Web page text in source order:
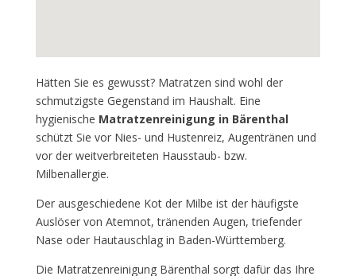
Hätten Sie es gewusst? Matratzen sind wohl der
schmutzigste Gegenstand im Haushalt. Eine
hygienische Matratzenreinigung in Bärenthal
schützt Sie vor Nies- und Hustenreiz, Augentränen und
vor der weitverbreiteten Hausstaub- bzw.
Milbenallergie.
Der ausgeschiedene Kot der Milbe ist der häufigste
Auslöser von Atemnot, tränenden Augen, triefender
Nase oder Hautauschlag in Baden-Württemberg.
Die Matratzenreinigung Bärenthal sorgt dafür das Ihre